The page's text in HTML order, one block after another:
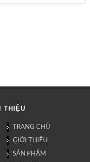
THIỆU
TRANG CHỦ
GIỚI THIỆU
SẢN PHẨM